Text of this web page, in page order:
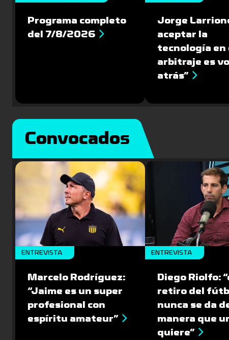
Programa completo
del 7/8/2026
Jorge
aceptar la
tecnología en
arbitraje es
atrás”
Convocados
ENTREVISTA
Marcelo Rodríguez:
“Jaime es un super
profesional con
espíritu amateur”
ENTREVISTA
Diego Riolfo:
retiro del
nunca se da
manera que
quiere”